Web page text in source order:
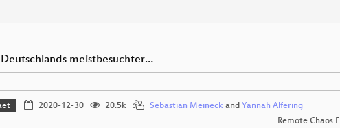
meistbesuchter…
2020-12-30 20.5k Sebastian Meineckand Yannah Alfering
Remote Chaos